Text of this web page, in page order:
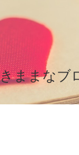
ままなブ